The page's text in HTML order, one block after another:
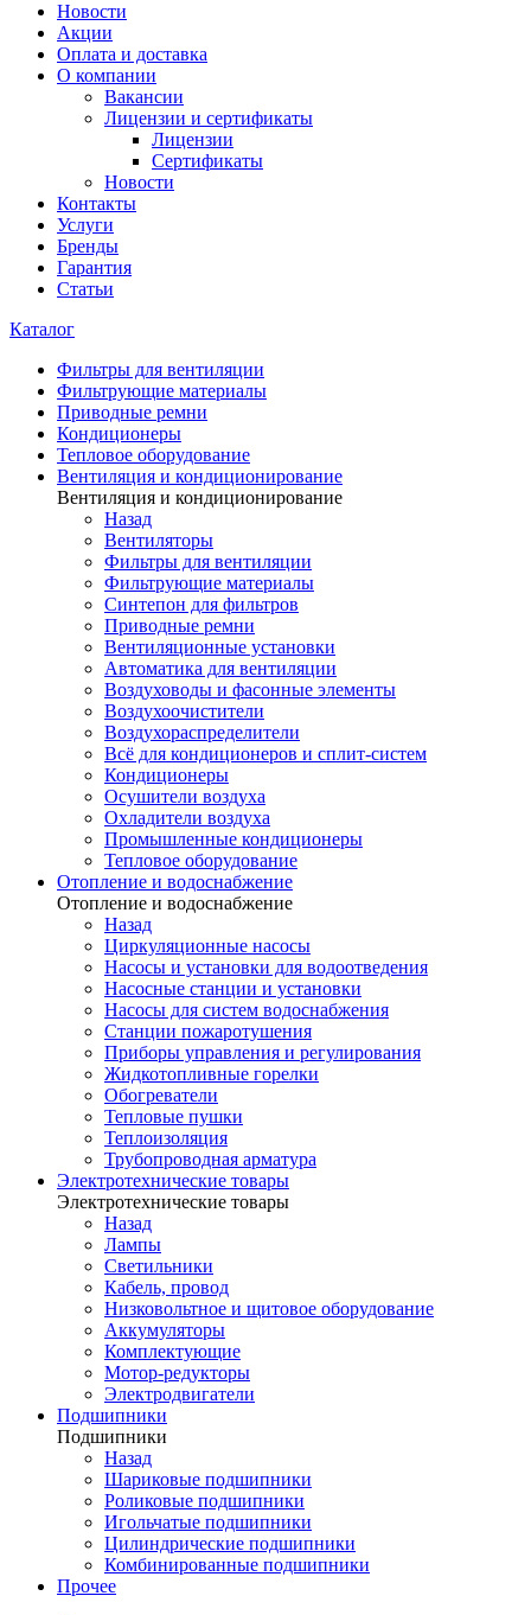
Новости
Акции
Оплата и доставка
О компании
Вакансии
Лицензии и сертификаты
Лицензии
Сертификаты
Новости
Контакты
Услуги
Бренды
Гарантия
Статьи
Каталог
Фильтры для вентиляции
Фильтрующие материалы
Приводные ремни
Кондиционеры
Тепловое оборудование
Вентиляция и кондиционирование
Вентиляция и кондиционирование
Назад
Вентиляторы
Фильтры для вентиляции
Фильтрующие материалы
Синтепон для фильтров
Приводные ремни
Вентиляционные установки
Автоматика для вентиляции
Воздуховоды и фасонные элементы
Воздухоочистители
Воздухораспределители
Всё для кондиционеров и сплит-систем
Кондиционеры
Осушители воздуха
Охладители воздуха
Промышленные кондиционеры
Тепловое оборудование
Отопление и водоснабжение
Отопление и водоснабжение
Назад
Циркуляционные насосы
Насосы и установки для водоотведения
Насосные станции и установки
Насосы для систем водоснабжения
Станции пожаротушения
Приборы управления и регулирования
Жидкотопливные горелки
Обогреватели
Тепловые пушки
Теплоизоляция
Трубопроводная арматура
Электротехнические товары
Электротехнические товары
Назад
Лампы
Светильники
Кабель, провод
Низковольтное и щитовое оборудование
Аккумуляторы
Комплектующие
Мотор-редукторы
Электродвигатели
Подшипники
Подшипники
Назад
Шариковые подшипники
Роликовые подшипники
Игольчатые подшипники
Цилиндрические подшипники
Комбинированные подшипники
Прочее